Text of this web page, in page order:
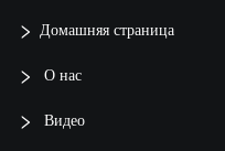
Домашняя страница
О нас
Видео